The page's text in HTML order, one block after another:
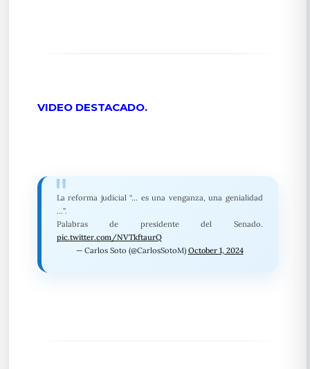
VIDEO DESTACADO.
La reforma judicial “… es una venganza, una genialidad
…”.
Palabras de presidente del Senado.
pic.twitter.com/NVTkftaurQ
— Carlos Soto (@CarlosSotoM) October 1, 2024